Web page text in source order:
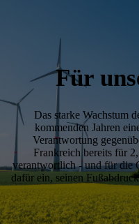
Für
Das starke Wachstum
kommenden Jahren
Verantwortung
Frankreich bereits für
verantwortlich - und für die
dafür ein, seinen